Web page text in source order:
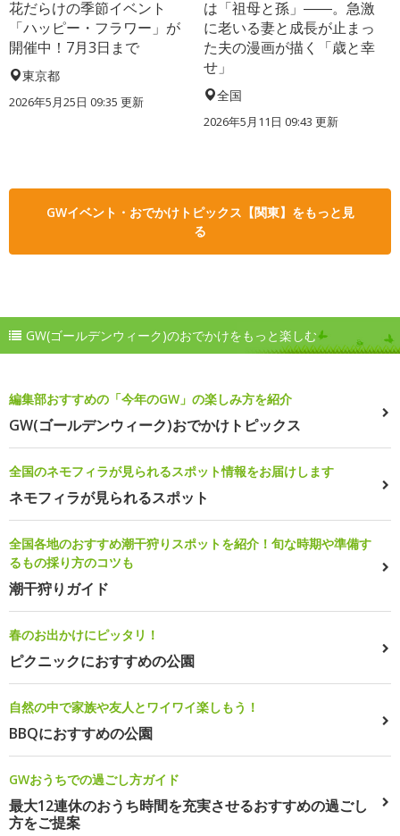
花だらけの季節イベント
「ハッピー・フラワー」が
開催中！7月3日まで
東京都
2026年5月25日 09:35 更新
は「祖母と孫」――。急激
に老いる妻と成長が止まっ
た夫の漫画が描く「歳と幸
せ」
全国
2026年5月11日 09:43 更新
GWイベント・おでかけトピックス【関東】をもっと見
る
GW(ゴールデンウィーク)のおでかけをもっと楽しむ
編集部おすすめの「今年のGW」の楽しみ方を紹介
GW(ゴールデンウィーク)おでかけトピックス
全国のネモフィラが見られるスポット情報をお届けします
ネモフィラが見られるスポット
全国各地のおすすめ潮干狩りスポットを紹介！旬な時期や準備す
るもの採り方のコツも
潮干狩りガイド
春のお出かけにピッタリ！
ピクニックにおすすめの公園
自然の中で家族や友人とワイワイ楽しもう！
BBQにおすすめの公園
GWおうちでの過ごし方ガイド
最大12連休のおうち時間を充実させるおすすめの過ごし
方をご提案